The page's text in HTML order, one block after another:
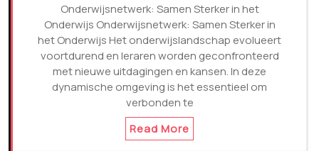
Onderwijsnetwerk: Samen Sterker in het
Onderwijs Onderwijsnetwerk: Samen Sterker in
het Onderwijs Het onderwijslandschap evolueert
voortdurend en leraren worden geconfronteerd
met nieuwe uitdagingen en kansen. In deze
dynamische omgeving is het essentieel om
verbonden te
Read More